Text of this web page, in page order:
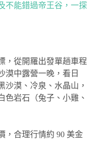
不能錯過帝王谷，一探
，從開羅出發單趟車程
漠中露營一晚，看日
沙漠、冷泉、水晶山，
色岩石（兔子、小雞、
，合理行情約 90 美金